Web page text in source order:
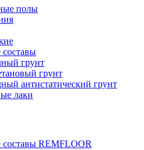
полы
грунт
грунт
антистатический грунт
лаки
составы REMFLOOR